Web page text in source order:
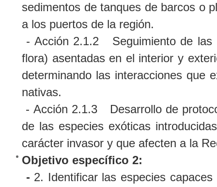
sedimentos de tanques de barcos o
a los puertos de la región.
- Acción 2.1.2 Seguimiento de las
flora) asentadas en el interior y
determinando las interacciones que
nativas.
- Acción 2.1.3 Desarrollo de
de las especies exóticas
carácter invasor y que afecten a la
Objetivo específico 2:
- 2. Identificar las especies